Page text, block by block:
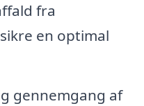
fra
en optimal
gennemgang af